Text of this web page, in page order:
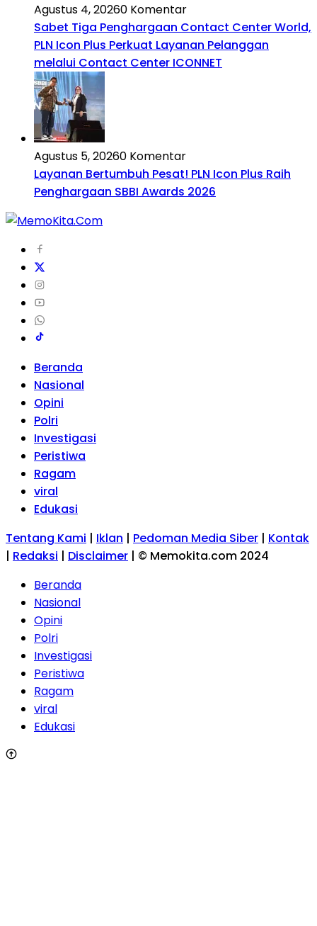
Agustus 4, 20260 Komentar
Sabet Tiga Penghargaan Contact Center World,
PLN Icon Plus Perkuat Layanan Pelanggan
melalui Contact Center ICONNET
Agustus 5, 20260 Komentar
Layanan Bertumbuh Pesat! PLN Icon Plus Raih
Penghargaan SBBI Awards 2026
Beranda
Nasional
Opini
Polri
Investigasi
Peristiwa
Ragam
viral
Edukasi
Tentang Kami | Iklan | Pedoman Media Siber | Kontak
| Redaksi | Disclaimer | © Memokita.com 2024
Beranda
Nasional
Opini
Polri
Investigasi
Peristiwa
Ragam
viral
Edukasi